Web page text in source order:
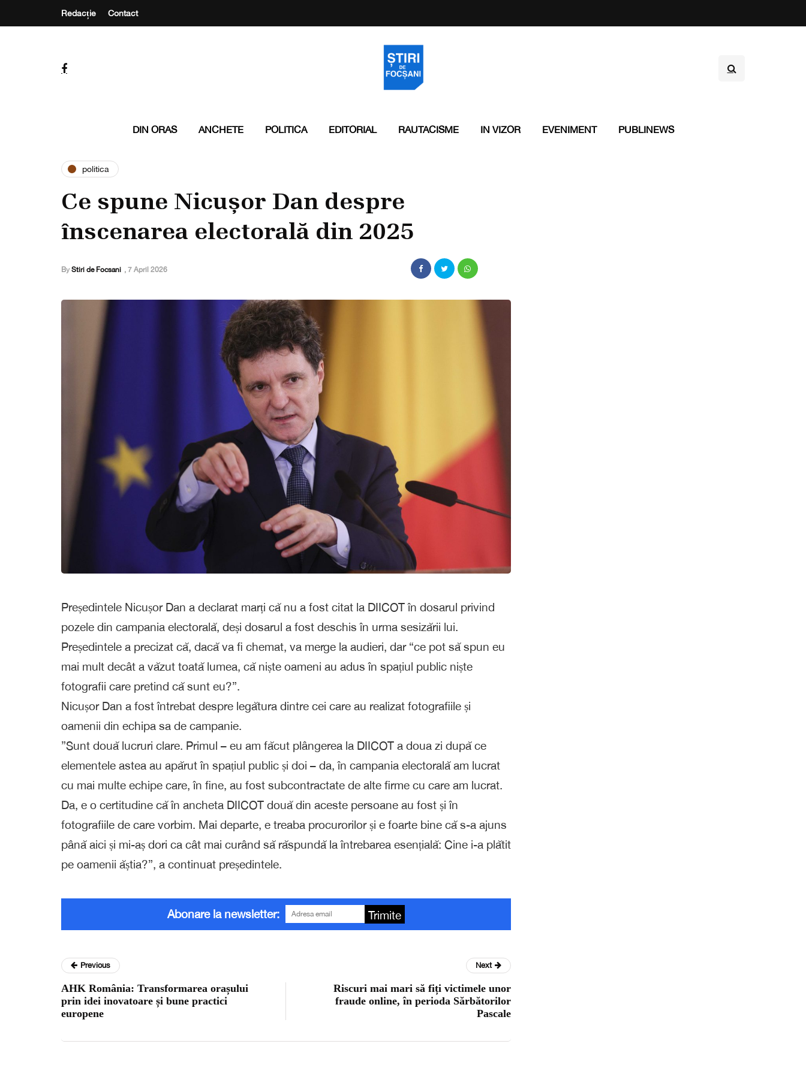
Redacție Contact
DIN ORAS ANCHETE POLITICA EDITORIAL RAUTACISME IN VIZOR EVENIMENT PUBLINEWS
politica
Ce spune Nicușor Dan despre
înscenarea electorală din 2025
By Stiri de Focsani , 7 April 2026
Președintele Nicușor Dan a declarat marți că nu a fost citat la DIICOT în dosarul privind
pozele din campania electorală, deși dosarul a fost deschis în urma sesizării lui.
Președintele a precizat că, dacă va fi chemat, va merge la audieri, dar “ce pot să spun eu
mai mult decât a văzut toată lumea, că niște oameni au adus în spațiul public niște
fotografii care pretind că sunt eu?”.
Nicușor Dan a fost întrebat despre legătura dintre cei care au realizat fotografiile și
oamenii din echipa sa de campanie.
”Sunt două lucruri clare. Primul – eu am făcut plângerea la DIICOT a doua zi după ce
elementele astea au apărut în spațiul public și doi – da, în campania electorală am lucrat
cu mai multe echipe care, în fine, au fost subcontractate de alte firme cu care am lucrat.
Da, e o certitudine că în ancheta DIICOT două din aceste persoane au fost și în
fotografiile de care vorbim. Mai departe, e treaba procurorilor și e foarte bine că s-a ajuns
până aici și mi-aș dori ca cât mai curând să răspundă la întrebarea esențială: Cine i-a plătit
pe oamenii ăștia?”, a continuat președintele.
Abonare la newsletter: Trimite
Previous
AHK România: Transformarea orașului
prin idei inovatoare și bune practici
europene
Next
Riscuri mai mari să fiți victimele unor
fraude online, în perioda Sărbătorilor
Pascale